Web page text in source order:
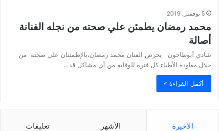
5 نوفمبر، 2019
محمد رمضان يطمئن علي صحته من نجله الفنانة
أصالة
شادي أبوطاحون يحرص الفنان محمد رمضان،بالإطمئنان علي صحتة من
خلال معاودة الأطباء كل فترة للوقاية من أي مشاكل قد…
أكمل القراءة »
الأخيرة الأشهر تعليقات